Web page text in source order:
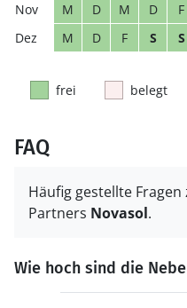
M
D M D F
M
D F S S
frei belegt
FAQ
Häufig gestellte
Partners Novasol.
Wie hoch sind die